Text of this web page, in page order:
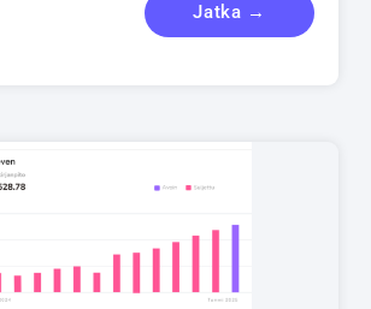
Jatka →